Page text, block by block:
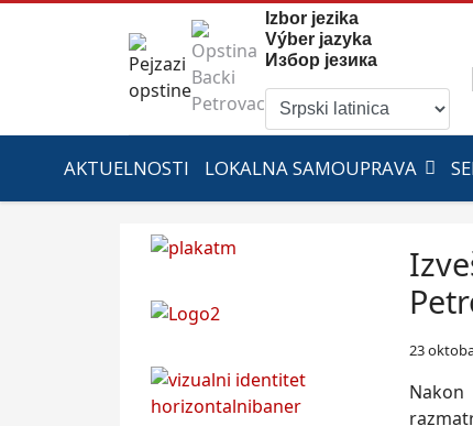
Izbor jezika
Výber jazyka
Избор језика
AKTUELNOSTI LOKALNA SAMOUPRAVA
23